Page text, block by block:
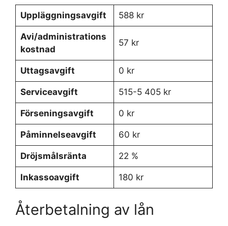
Uppläggningsavgift 588 kr
Avi/administrations
kostnad
57 kr
Uttagsavgift 0 kr
Serviceavgift 515-5 405 kr
Förseningsavgift 0 kr
Påminnelseavgift 60 kr
Dröjsmålsränta 22 %
Inkassoavgift 180 kr
Återbetalning av lån